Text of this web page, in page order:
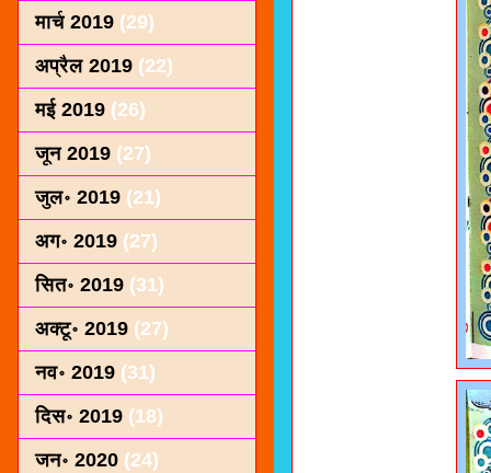
मार्च 2019 (29)
अप्रैल 2019 (22)
मई 2019 (26)
जून 2019 (27)
जुल॰ 2019 (21)
अग॰ 2019 (27)
सित॰ 2019 (31)
अक्टू॰ 2019 (27)
नव॰ 2019 (31)
दिस॰ 2019 (18)
जन॰ 2020 (24)